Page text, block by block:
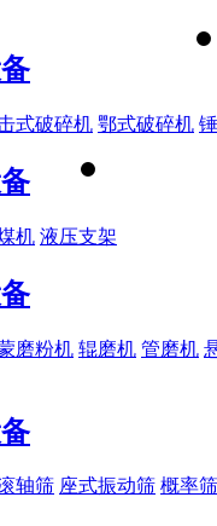
式破碎机 鄂式破碎机
机 液压支架
磨粉机 辊磨机 管磨机
轴筛 座式振动筛 概率筛